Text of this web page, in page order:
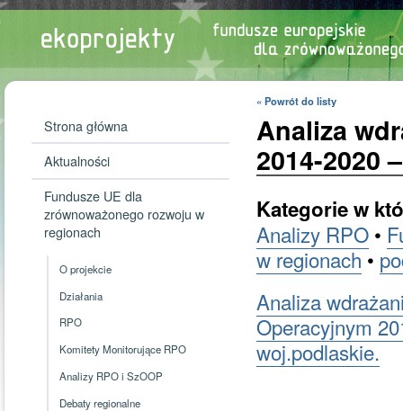
Strona główna
Aktualności
Fundusze UE dla
zrównoważonego rozwoju w
regionach
O projekcie
Działania
RPO
Komitety Monitorujące RPO
Analizy RPO i SzOOP
Debaty regionalne
« Powrót do listy
Analiza
2014-2020
Kategorie w
Analizy RPO •
w regionach•
Analiza
Operacyjnym
woj.podlaskie.